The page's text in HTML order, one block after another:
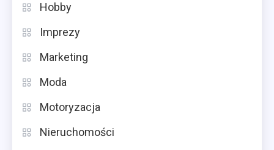
Hobby
Imprezy
Marketing
Moda
Motoryzacja
Nieruchomości